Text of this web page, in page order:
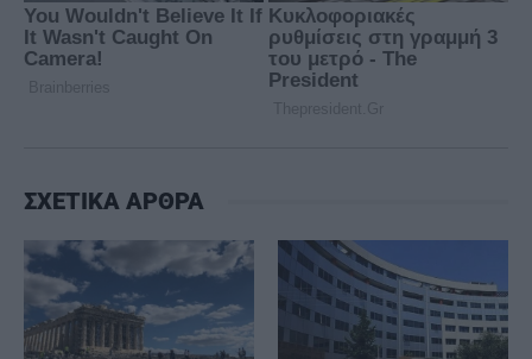
ΣΧΕΤΙΚΑ ΑΡΘΡΑ